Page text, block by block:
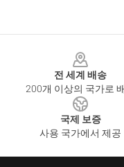
전 세계 배송
200개 이상의 국가로
국제 보증
사용 국가에서 제공